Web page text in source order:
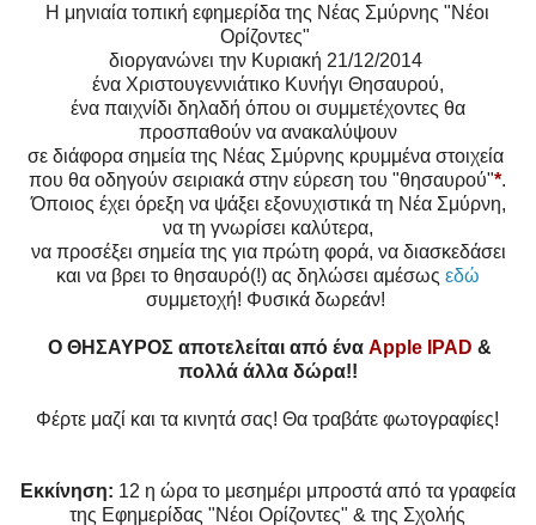
Η μηνιαία τοπική εφημερίδα της Νέας Σμύρνης "Νέοι
Ορίζοντες"
διοργανώνει την Κυριακή 21/12/2014
ένα Χριστουγεννιάτικο Κυνήγι Θησαυρού,
ένα παιχνίδι δηλαδή όπου οι συμμετέχοντες θα
προσπαθούν να ανακαλύψουν
σε διάφορα σημεία της Νέας Σμύρνης κρυμμένα στοιχεία
που θα οδηγούν σειριακά στην εύρεση του "θησαυρού"*.
Όποιος έχει όρεξη να ψάξει εξονυχιστικά τη Νέα Σμύρνη,
να τη γνωρίσει καλύτερα,
να προσέξει σημεία της για πρώτη φορά, να διασκεδάσει
και να βρει το θησαυρό(!) ας δηλώσει αμέσως εδώ
συμμετοχή! Φυσικά δωρεάν!
Ο ΘΗΣΑΥΡΟΣ αποτελείται από ένα Apple IPAD &
πολλά άλλα δώρα!!
Φέρτε μαζί και τα κινητά σας! Θα τραβάτε φωτογραφίες!
Εκκίνηση: 12 η ώρα το μεσημέρι μπροστά από τα γραφεία
της Εφημερίδας "Νέοι Ορίζοντες"& της Σχολής